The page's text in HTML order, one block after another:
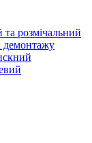
розмічальний
демонтажу